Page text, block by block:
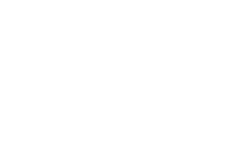
Instagram